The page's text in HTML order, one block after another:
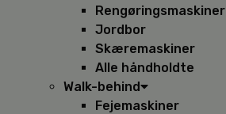
Rengøringsmaskiner
Jordbor
Skæremaskiner
Alle håndholdte
Walk-behind
Fejemaskiner